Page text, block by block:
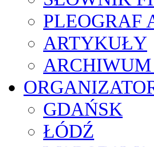
PLEOGRAF
ARTYKUŁY
GDAŃSK
ŁÓDŹ